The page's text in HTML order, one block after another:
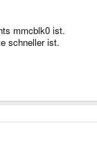
mmcblk0 ist.
schneller ist.